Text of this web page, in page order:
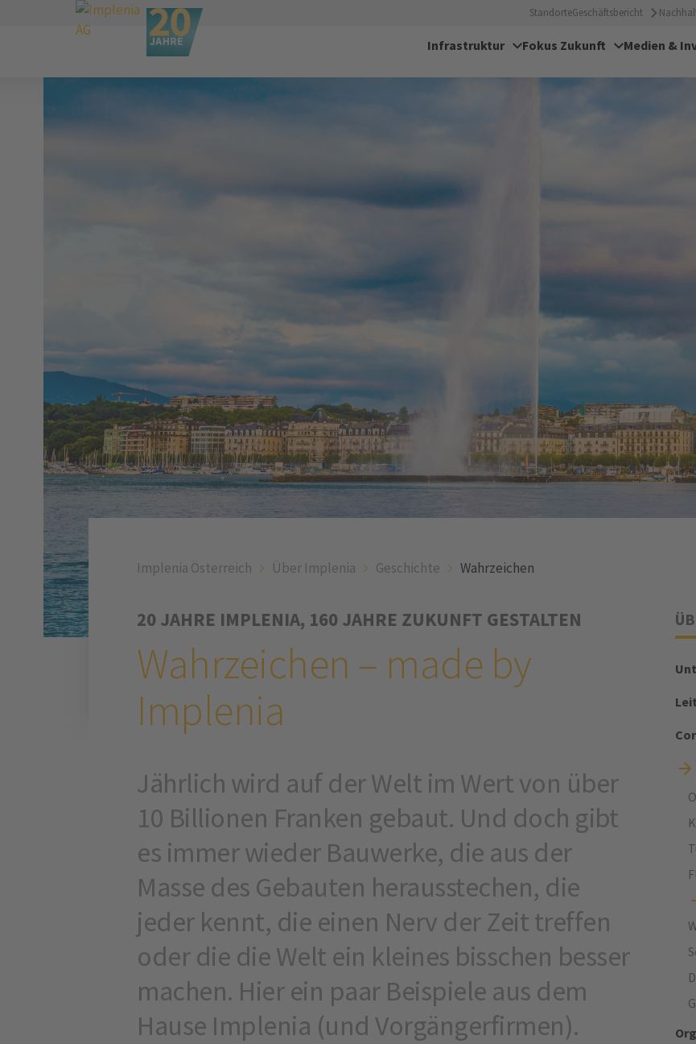
StandorteGeschäftsbericht
Infrastruktur Fokus Zukunft Medien &
Implenia Österreich Über Implenia Geschichte Wahrzeichen
20 JAHRE IMPLENIA, 160 JAHRE ZUKUNFT GESTALTEN
Wahrzeichen – made by
Implenia
Jährlich wird auf der Welt im Wert von über
10 Billionen Franken gebaut. Und doch gibt
es immer wieder Bauwerke, die aus der
Masse des Gebauten herausstechen, die
jeder kennt, die einen Nerv der Zeit treffen
oder die die Welt ein kleines bisschen besser
machen. Hier ein paar Beispiele aus dem
Hause Implenia (und Vorgängerfirmen).